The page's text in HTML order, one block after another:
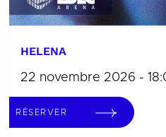
HELENA
22 novembre 2026 -
RÉSERVER